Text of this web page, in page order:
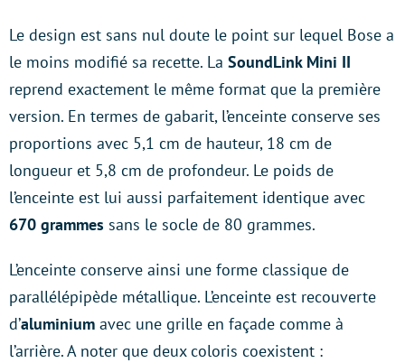
Le design est sans nul doute le point sur lequel Bose a
le moins modifié sa recette. La SoundLink Mini II
reprend exactement le même format que la première
version. En termes de gabarit, l’enceinte conserve ses
proportions avec 5,1 cm de hauteur, 18 cm de
longueur et 5,8 cm de profondeur. Le poids de
l’enceinte est lui aussi parfaitement identique avec
670 grammes sans le socle de 80 grammes.
L’enceinte conserve ainsi une forme classique de
parallélépipède métallique. L’enceinte est recouverte
d’aluminium avec une grille en façade comme à
l’arrière. A noter que deux coloris coexistent :